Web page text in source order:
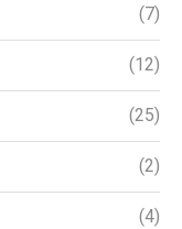
(7)
(12)
(25)
(2)
(4)